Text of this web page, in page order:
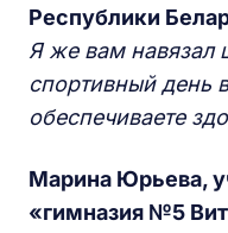
Республики
Я же вам навязал
спортивный день
обеспечиваете
Марина Юрьева,
«гимназия №5